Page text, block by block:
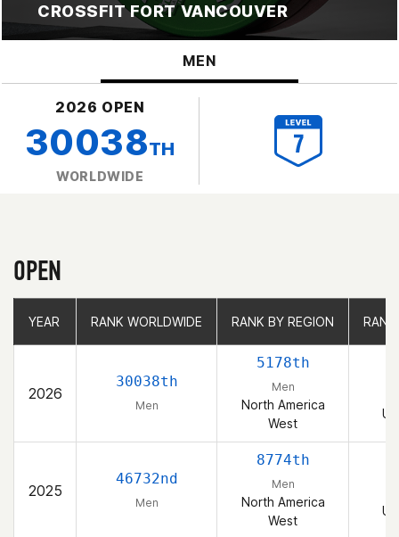
CROSSFIT FORT VANCOUVER
MEN
2026 OPEN
30038TH
WORLDWIDE
OPEN
YEAR RANK WORLDWIDE RANK BY REGION
2026
30038th
Men
5178th
Men
North America
West
2025
46732nd
Men
8774th
Men
North America
West
YEAR RANK WORLDWIDE RANK BY REGION